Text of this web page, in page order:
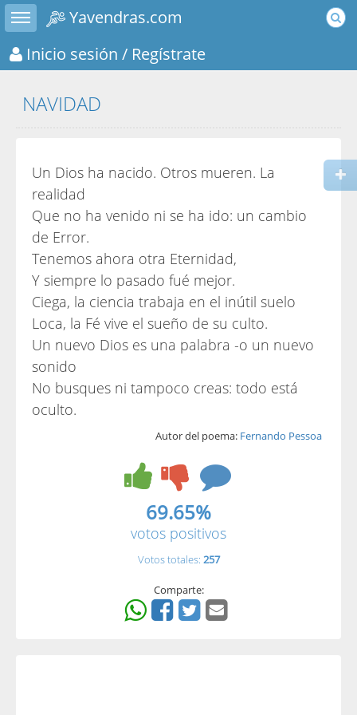
Toggle sidebar
Yavendras.com
Inicio sesión / Regístrate
NAVIDAD
Un Dios ha nacido. Otros mueren. La
realidad
Que no ha venido ni se ha ido: un cambio
de Error.
Tenemos ahora otra Eternidad,
Y siempre lo pasado fué mejor.
Ciega, la ciencia trabaja en el inútil suelo
Loca, la Fé vive el sueño de su culto.
Un nuevo Dios es una palabra -o un nuevo
sonido
No busques ni tampoco creas: todo está
oculto.
Autor del poema: Fernando Pessoa
69.65%
votos positivos
Votos totales: 257
Comparte: